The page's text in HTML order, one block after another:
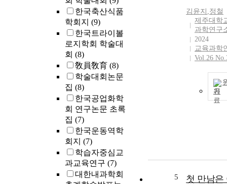
한국축산식품
학회지 (9)
한국트라이볼
로지학회 학술대
회 (8)
敎員敎育 (8)
학술대회논문
집 (8)
한국공업화학
회 연구논문 초록
집 (7)
한국운동역학
회지 (7)
학습자중심교
과교육연구 (7)
대한내과학회
김윤지 ,정철
제주대학
과학연구
2024
교육과학
Vol.26
기
5
첫 만남은